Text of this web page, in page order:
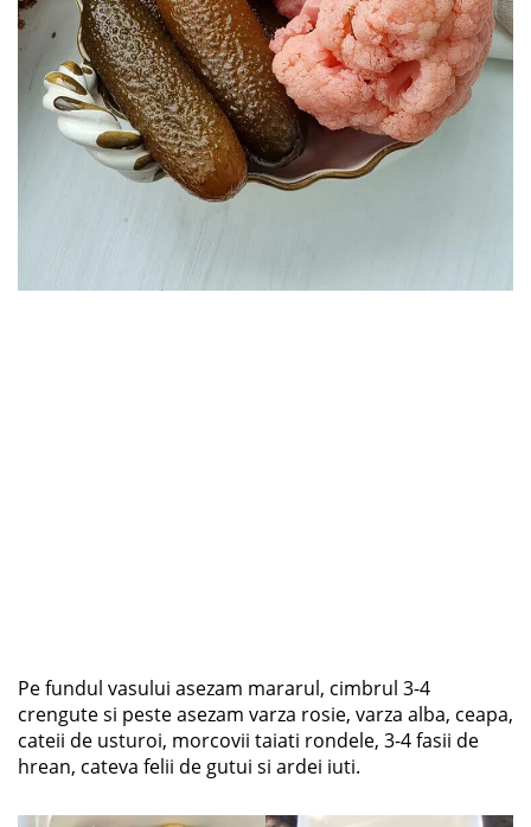
Pe fundul vasului asezam mararul, cimbrul 3-4
crengute si peste asezam varza rosie, varza alba, ceapa,
cateii de usturoi, morcovii taiati rondele, 3-4 fasii de
hrean, cateva felii de gutui si ardei iuti.